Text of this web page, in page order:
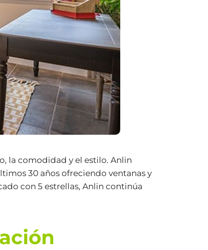
la comodidad y el estilo. Anlin
30 años ofreciendo ventanas y
con 5 estrellas, Anlin continúa